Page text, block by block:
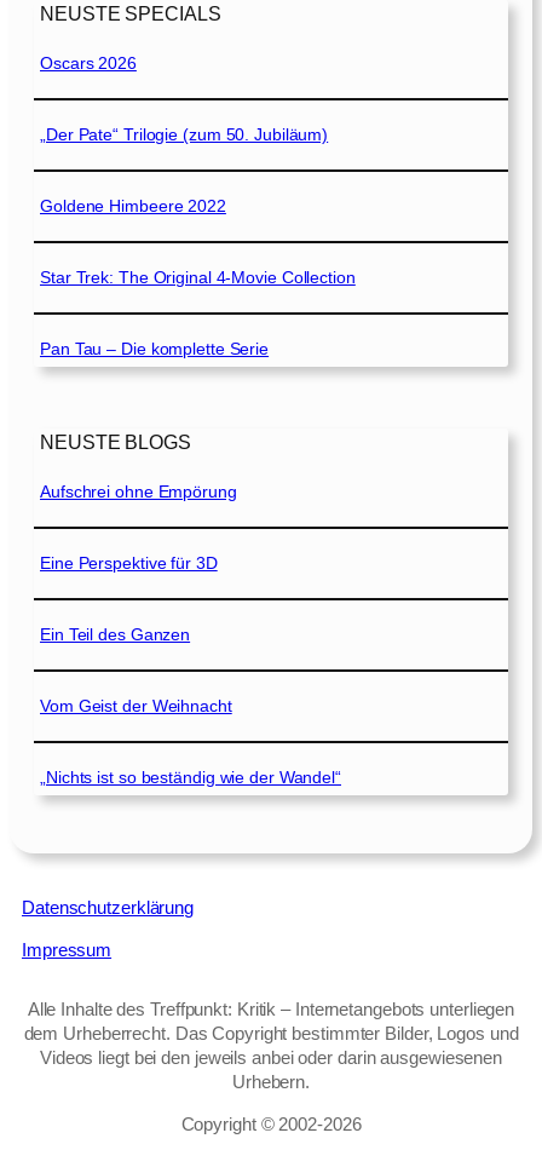
NEUSTE SPECIALS
Oscars 2026
„Der Pate“ Trilogie (zum 50. Jubiläum)
Goldene Himbeere 2022
Star Trek: The Original 4-Movie Collection
Pan Tau – Die komplette Serie
NEUSTE BLOGS
Aufschrei ohne Empörung
Eine Perspektive für 3D
Ein Teil des Ganzen
Vom Geist der Weihnacht
„Nichts ist so beständig wie der Wandel“
Datenschutzerklärung
Impressum
Alle Inhalte des Treffpunkt: Kritik – Internetangebots unterliegen
dem Urheberrecht. Das Copyright bestimmter Bilder, Logos und
Videos liegt bei den jeweils anbei oder darin ausgewiesenen
Urhebern.
Copyright © 2002‑2026